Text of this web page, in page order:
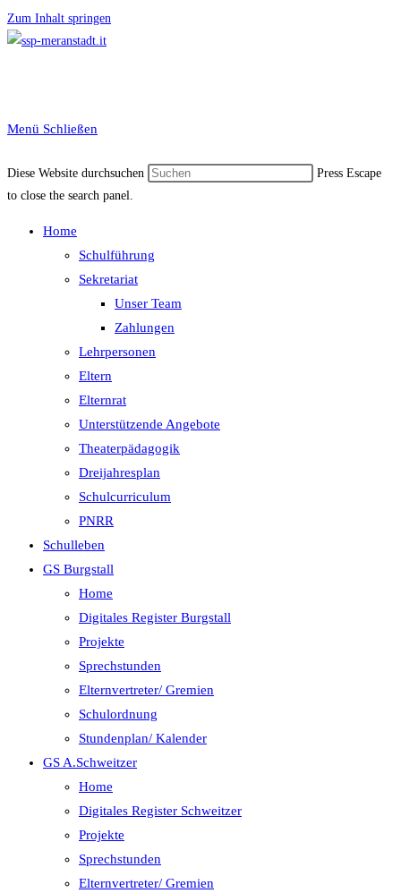
Zum Inhalt springen
Menü Schließen
Diese Website durchsuchen
Press Escape
to close the search panel.
Home
Schulführung
Sekretariat
Unser Team
Zahlungen
Lehrpersonen
Eltern
Elternrat
Unterstützende Angebote
Theaterpädagogik
Dreijahresplan
Schulcurriculum
PNRR
Schulleben
GS Burgstall
Home
Digitales Register Burgstall
Projekte
Sprechstunden
Elternvertreter/ Gremien
Schulordnung
Stundenplan/ Kalender
GS A.Schweitzer
Home
Digitales Register Schweitzer
Projekte
Sprechstunden
Elternvertreter/ Gremien